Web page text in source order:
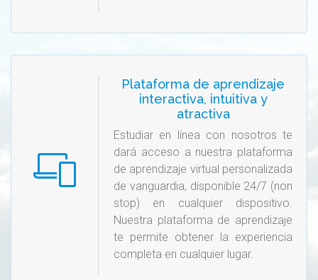
Plataforma de aprendizaje
interactiva, intuitiva y
atractiva
Estudiar en línea con nosotros te
dará acceso a nuestra plataforma
de aprendizaje virtual personalizada
de vanguardia, disponible 24/7 (non
stop) en cualquier dispositivo.
Nuestra plataforma de aprendizaje
te permite obtener la experiencia
completa en cualquier lugar.